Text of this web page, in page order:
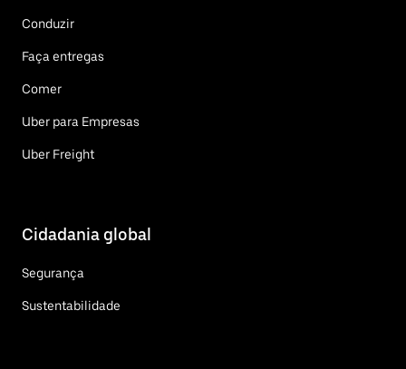
Conduzir
Faça entregas
Comer
Uber para Empresas
Uber Freight
Cidadania global
Segurança
Sustentabilidade